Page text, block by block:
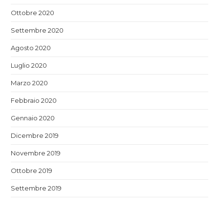
Ottobre 2020
Settembre 2020
Agosto 2020
Luglio 2020
Marzo 2020
Febbraio 2020
Gennaio 2020
Dicembre 2019
Novembre 2019
Ottobre 2019
Settembre 2019